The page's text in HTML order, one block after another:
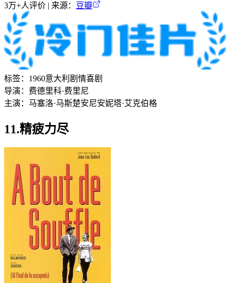
3万+人评价 | 来源： 豆瓣
标签： 1960意大利 剧情喜剧
导演： 费德里科·费里尼
主演： 马塞洛·马斯楚安尼安妮塔·艾克伯格
11.精疲力尽